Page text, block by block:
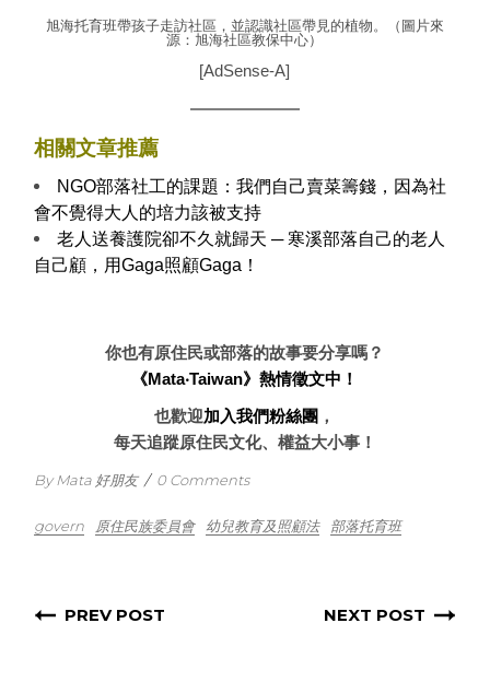
旭海托育班帶孩子走訪社區，並認識社區帶見的植物。（圖片來
源：旭海社區教保中心）
[AdSense-A]
相關文章推薦
NGO部落社工的課題：我們自己賣菜籌錢，因為社
會不覺得大人的培力該被支持
老人送養護院卻不久就歸天 ─ 寒溪部落自己的老人
自己顧，用Gaga照顧Gaga！
你也有原住民或部落的故事要分享嗎？
《Mata‧Taiwan》熱情徵文中！
也歡迎加入我們粉絲團 ，
每天追蹤原住民文化、權益大小事！
By Mata 好朋友 / 0 Comments
govern 原住民族委員會 幼兒教育及照顧法 部落托育班
PREV POST NEXT POST